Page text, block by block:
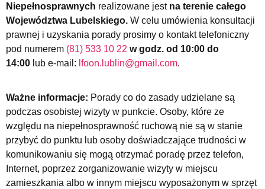
Niepełnosprawnych realizowane jest na terenie całego
Województwa Lubelskiego. W celu umówienia konsultacji
prawnej i uzyskania porady prosimy o kontakt telefoniczny
pod numerem (81) 533 10 22 w godz. od 10:00 do
14:00 lub e-mail: lfoon.lublin@gmail.com.
Ważne informacje: Porady co do zasady udzielane są
podczas osobistej wizyty w punkcie. Osoby, które ze
względu na niepełnosprawność ruchową nie są w stanie
przybyć do punktu lub osoby doświadczające trudności w
komunikowaniu się mogą otrzymać poradę przez telefon,
Internet, poprzez zorganizowanie wizyty w miejscu
zamieszkania albo w innym miejscu wyposażonym w sprzęt